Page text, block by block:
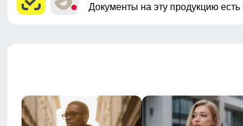
Документы на эту продукцию есть